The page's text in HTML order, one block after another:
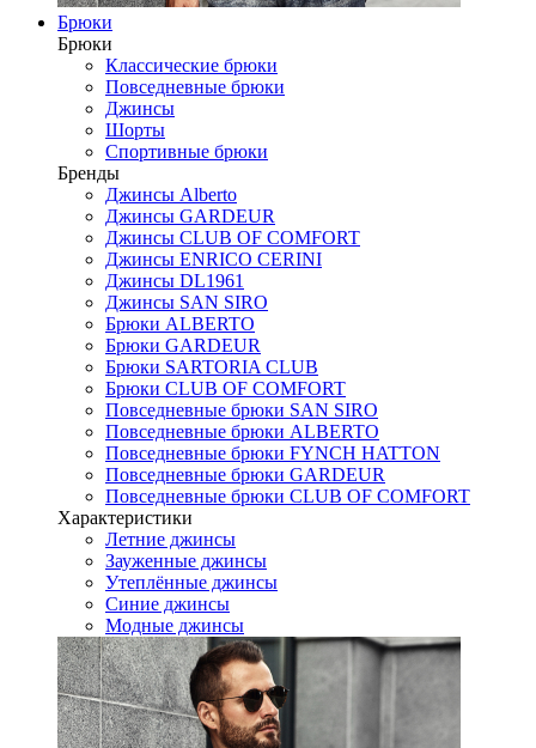
Брюки
Брюки
Классические брюки
Повседневные брюки
Джинсы
Шорты
Спортивные брюки
Бренды
Джинсы Alberto
Джинсы GARDEUR
Джинсы CLUB OF COMFORT
Джинсы ENRICO CERINI
Джинсы DL1961
Джинсы SAN SIRO
Брюки ALBERTO
Брюки GARDEUR
Брюки SARTORIA CLUB
Брюки CLUB OF COMFORT
Повседневные брюки SAN SIRO
Повседневные брюки ALBERTO
Повседневные брюки FYNCH HATTON
Повседневные брюки GARDEUR
Повседневные брюки CLUB OF COMFORT
Характеристики
Летние джинсы
Зауженные джинсы
Утеплённые джинсы
Синие джинсы
Модные джинсы